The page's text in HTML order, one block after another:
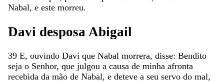
Nabal, e este morreu.
Davi desposa Abigail
39 E, ouvindo Davi que Nabal morrera, disse: Bendito
seja o Senhor, que julgou a causa de minha afronta
recebida da mão de Nabal, e deteve a seu servo do mal,